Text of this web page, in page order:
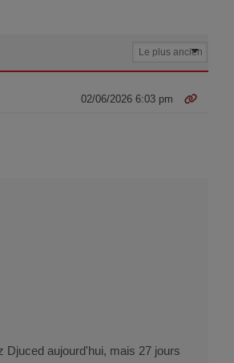
02/06/2026 6:03 pm
aujourd'hui, mais 27 jours